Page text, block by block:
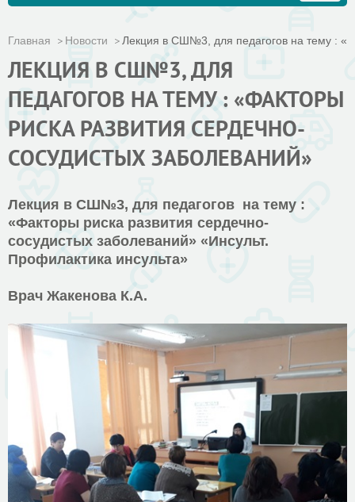
Главная Новости Лекция в СШ№3, для педагогов на тему :
ЛЕКЦИЯ В СШ№3, ДЛЯ
ПЕДАГОГОВ НА ТЕМУ : «ФАКТОРЫ
РИСКА РАЗВИТИЯ СЕРДЕЧНО-
СОСУДИСТЫХ ЗАБОЛЕВАНИЙ»
Лекция в СШ№3, для педагогов на тему :
«Факторы риска развития сердечно-
сосудистых заболеваний» «Инсульт.
Профилактика инсульта»
Врач Жакенова К.А.